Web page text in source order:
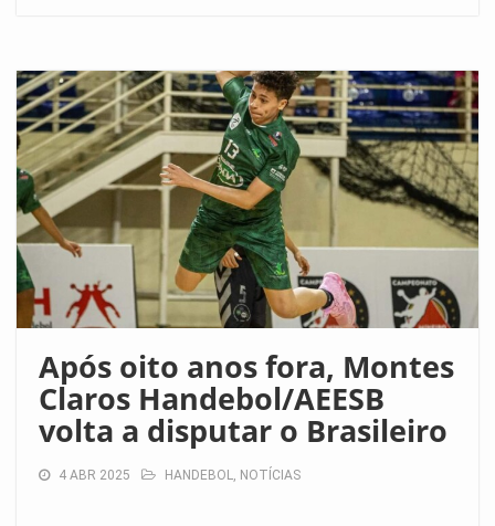
Após oito anos fora, Montes
Claros Handebol/AEESB
volta a disputar o Brasileiro
4 ABR 2025 HANDEBOL, NOTÍCIAS